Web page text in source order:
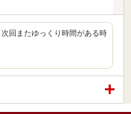
回またゆっくり時間がある時